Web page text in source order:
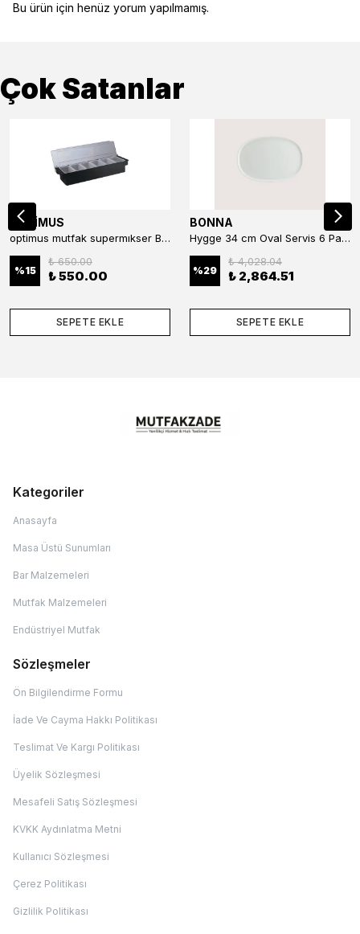
Bu ürün için henüz yorum yapılmamış.
Çok Satanlar
OPTİMUS
optimus mutfak supermıkser Bar Konteyner 6'lı 50×16×9 cm Kapaklı Polikarbon Organizer Bar & Kafe
%15
₺ 650.00
₺ 550.00
SEPETE EKLE
BONNA
Hygge 34 cm Oval Servis 6 Parça
%29
₺ 4,028.04
₺ 2,864.51
SEPETE EKLE
Kategoriler
Anasayfa
Masa Üstü Sunumları
Bar Malzemeleri
Mutfak Malzemeleri
Endüstriyel Mutfak
Sözleşmeler
Ön Bilgilendirme Formu
İade Ve Cayma Hakkı Politikası
Teslimat Ve Kargı Politikası
Üyelik Sözleşmesi
Mesafeli Satış Sözleşmesi
KVKK Aydınlatma Metni
Kullanıcı Sözleşmesi
Çerez Politikası
Gizlilik Politikası